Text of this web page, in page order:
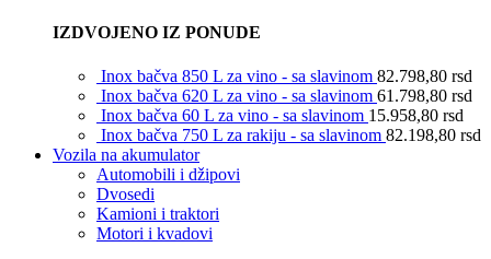
IZDVOJENO IZ PONUDE
Inox bačva 850 L za vino - sa slavinom 82.798,80 rsd
Inox bačva 620 L za vino - sa slavinom 61.798,80 rsd
Inox bačva 60 L za vino - sa slavinom 15.958,80 rsd
Inox bačva 750 L za rakiju - sa slavinom 82.198,80 rsd
Vozila na akumulator
Automobili i džipovi
Dvosedi
Kamioni i traktori
Motori i kvadovi